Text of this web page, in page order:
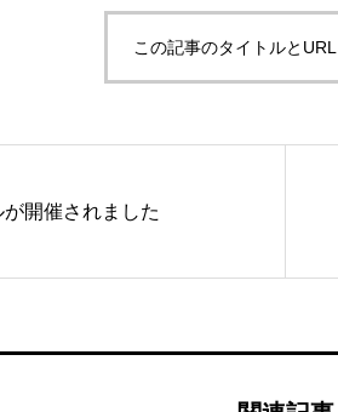
この記事のタイトルと
開催されました